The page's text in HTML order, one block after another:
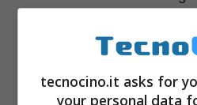
diverse skin con icone,
per qualsiasi
tecnocino.it asks for
your personal data